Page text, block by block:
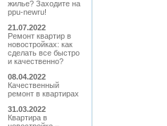
жилье? Заходите на
ppu-newru!
21.07.2022
Ремонт квартир в
новостройках: как
сделать все быстро
и качественно?
08.04.2022
Качественный
ремонт в квартирах
31.03.2022
Квартира в